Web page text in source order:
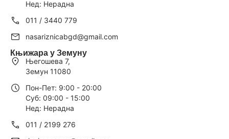
Нед: Нерадна
011 / 3440 779
nasariznicabgd@gmail.com
Књижара у Земуну
Његошева 7,
Земун 11080
Пон-Пет: 9:00 - 20:00
Суб: 09:00 - 15:00
Нед: Нерадна
011 / 2199 276